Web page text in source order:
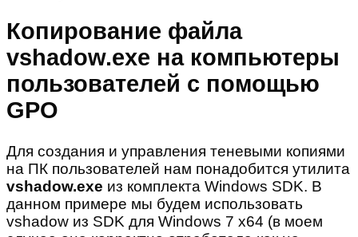
Копирование файла
vshadow.exe на компьютеры
пользователей с помощью
GPO
Для создания и управления теневыми копиями
на ПК пользователей нам понадобится утилита
vshadow.exe из комплекта Windows SDK. В
данном примере мы будем использовать
vshadow из SDK для Windows 7 x64 (в моем